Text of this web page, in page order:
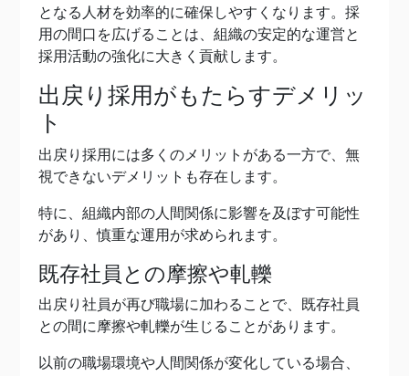
となる人材を効率的に確保しやすくなります。採
用の間口を広げることは、組織の安定的な運営と
採用活動の強化に大きく貢献します。
出戻り採用がもたらすデメリッ
ト
出戻り採用には多くのメリットがある一方で、無
視できないデメリットも存在します。
特に、組織内部の人間関係に影響を及ぼす可能性
があり、慎重な運用が求められます。
既存社員との摩擦や軋轢
出戻り社員が再び職場に加わることで、既存社員
との間に摩擦や軋轢が生じることがあります。
以前の職場環境や人間関係が変化している場合、